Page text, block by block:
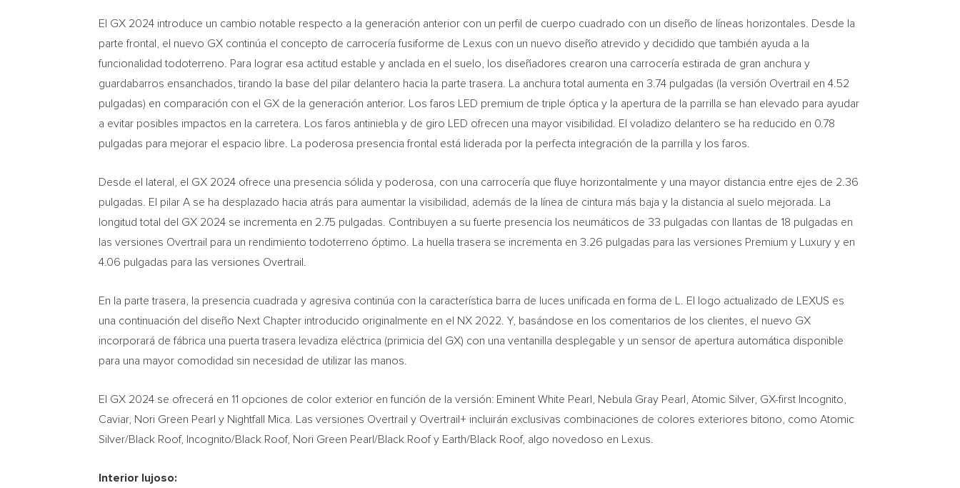
El GX 2024 introduce un cambio notable respecto a la generación anterior con un perfil de cuerpo cuadrado con un diseño de líneas horizontales. Desde la
parte frontal, el nuevo GX continúa el concepto de carrocería fusiforme de Lexus con un nuevo diseño atrevido y decidido que también ayuda a la
funcionalidad todoterreno. Para lograr esa actitud estable y anclada en el suelo, los diseñadores crearon una carrocería estirada de gran anchura y
guardabarros ensanchados, tirando la base del pilar delantero hacia la parte trasera. La anchura total aumenta en 3.74 pulgadas (la versión Overtrail en 4.52
pulgadas) en comparación con el GX de la generación anterior. Los faros LED premium de triple óptica y la apertura de la parrilla se han elevado para ayudar
a evitar posibles impactos en la carretera. Los faros antiniebla y de giro LED ofrecen una mayor visibilidad. El voladizo delantero se ha reducido en 0.78
pulgadas para mejorar el espacio libre. La poderosa presencia frontal está liderada por la perfecta integración de la parrilla y los faros.
Desde el lateral, el GX 2024 ofrece una presencia sólida y poderosa, con una carrocería que fluye horizontalmente y una mayor distancia entre ejes de 2.36
pulgadas. El pilar A se ha desplazado hacia atrás para aumentar la visibilidad, además de la línea de cintura más baja y la distancia al suelo mejorada. La
longitud total del GX 2024 se incrementa en 2.75 pulgadas. Contribuyen a su fuerte presencia los neumáticos de 33 pulgadas con llantas de 18 pulgadas en
las versiones Overtrail para un rendimiento todoterreno óptimo. La huella trasera se incrementa en 3.26 pulgadas para las versiones Premium y Luxury y en
4.06 pulgadas para las versiones Overtrail.
En la parte trasera, la presencia cuadrada y agresiva continúa con la característica barra de luces unificada en forma de L. El logo actualizado de LEXUS es
una continuación del diseño Next Chapter introducido originalmente en el NX 2022. Y, basándose en los comentarios de los clientes, el nuevo GX
incorporará de fábrica una puerta trasera levadiza eléctrica (primicia del GX) con una ventanilla desplegable y un sensor de apertura automática disponible
para una mayor comodidad sin necesidad de utilizar las manos.
El GX 2024 se ofrecerá en 11 opciones de color exterior en función de la versión: Eminent White Pearl, Nebula Gray Pearl, Atomic Silver, GX-first Incognito,
Caviar, Nori Green Pearl y Nightfall Mica. Las versiones Overtrail y Overtrail+ incluirán exclusivas combinaciones de colores exteriores bitono, como Atomic
Silver/Black Roof, Incognito/Black Roof, Nori Green Pearl/Black Roof y Earth/Black Roof, algo novedoso en Lexus.
Interior lujoso: